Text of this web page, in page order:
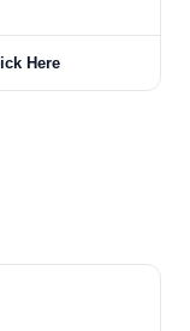
Here